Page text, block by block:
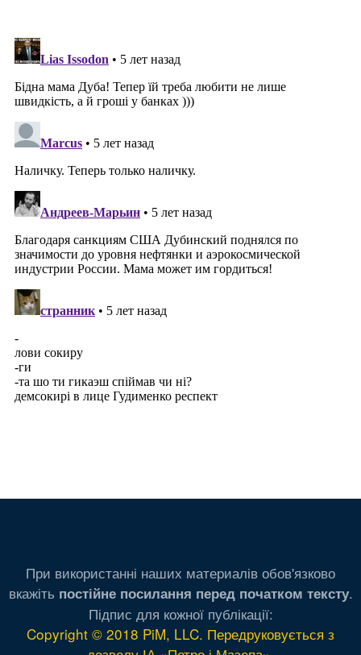
При використанні наших материалів обов'язково
вкажіть постійне посилання перед початком тексту.
Підпис для кожної публікації:
Copyright © 2018 PiM, LLC. Передруковується з